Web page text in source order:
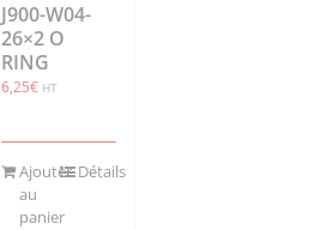
J900-W04-
26×2 O
RING
6,25€ HT
Ajouter
au
panier
Détails